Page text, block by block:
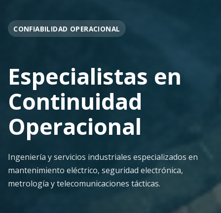
OPERACIÓN EN FAENA
Soporte
Operacional
Continuo
Despliegue ágil en terreno con los más altos
estándares de seguridad y calidad técnica para la
minería pesada.